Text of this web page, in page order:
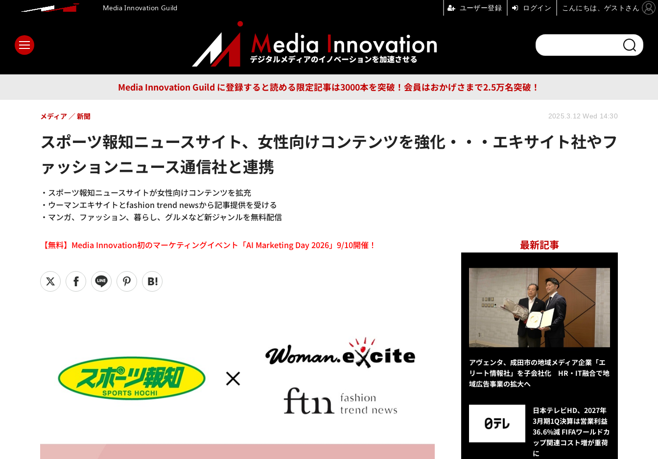
Media Innovation Guild に登録すると読める限定記事は3000本を突破！会員はおかげさまで2.5万名突破！
メディア テクノロジー 広告 企業 特集 ブランドチャンネル
フォーエム その他
スポーツ報知ニュースサイト、女性向けコンテンツを強化・・・エキサイト社やフ
ァッションニュース通信社と連携
・スポーツ報知ニュースサイトが女性向けコンテンツを拡充
・ウーマンエキサイトとfashion trend newsから記事提供を受ける
・マンガ、ファッション、暮らし、グルメなど新ジャンルを無料配信
メディア 新聞 2025.3.12 Wed 14:30
【無料】Media Innovation初のマーケティングイベント「AI Marketing Day 2026」9/10開催！ 最新記事
アヴェンタ、成田市の地域メディア企業「エ
リート情報社」を子会社化 HR・IT融合で地
域広告事業の拡大へ
日本テレビHD、2027年
3月期1Q決算は営業利益
36.6%減 FIFAワールドカ
ップ関連コスト増が重荷
に
Media Innovation Guild ユーザー登録 ログイン こんにちは、ゲストさん